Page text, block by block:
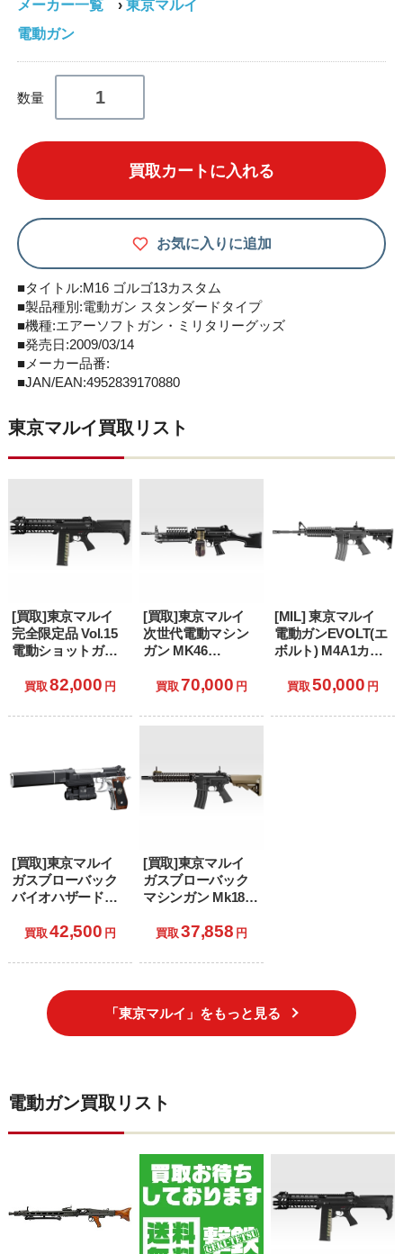
メーカー一覧
› 東京マルイ
電動ガン
数量
買取カートに入れる
お気に入りに追加
■タイトル:M16 ゴルゴ13カスタム
■製品種別:電動ガン スタンダードタイプ
■機種:エアーソフトガン・ミリタリーグッズ
■発売日:2009/03/14
■メーカー品番:
■JAN/EAN:4952839170880
東京マルイ買取リスト
[買取]東京マルイ
完全限定品 Vol.15
電動ショットガン
〈アルバート.W.モ
上専用)
買取 82,000 円
[買取]東京マルイ
次世代電動マシン
ガン MK46
ッド0) (18歳以上専
買取 70,000 円
[MIL] 東京マルイ
電動ガンEVOLT(エ
ボルト) M4A1カー
上専用)
買取 50,000 円
[買取]東京マルイ
ガスブローバック
バイオハザード限
イエッジ アルバー
歳以上専用)
買取 42,500 円
[買取]東京マルイ
ガスブローバック
マシンガン Mk18
ッド1) (18歳以上専
買取 37,858 円
「東京マルイ」をもっと見る
電動ガン買取リスト